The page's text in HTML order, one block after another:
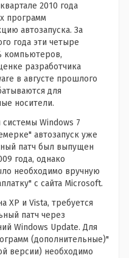
2010 года
программ
автозапуска. За
года эти четыре
компьютеров,
разработчика
в августе прошлого
для
носители.
Windows 7
автозапуск уже
патч был выпущен
года, однако
необходимо вручную
с сайта Microsoft.
XP и Vista, требуется
патч через
Windows Update. Для
(дополнительные)"
версии) необходимо